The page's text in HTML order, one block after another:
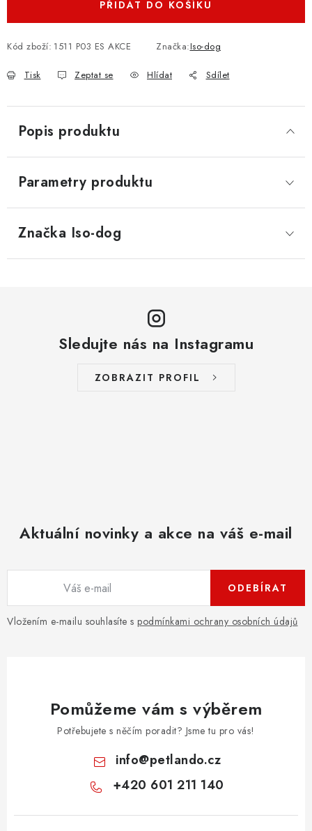
PŘIDAT DO KOŠÍKU
Kód zboží: 1511 P03 ES AKCE Značka:Iso-dog
Tisk Zeptat se Hlídat Sdílet
Popis produktu
Parametry produktu
Značka Iso-dog
Sledujte nás na Instagramu
ZOBRAZIT PROFIL
Aktuální novinky a akce na váš e-mail
Vložením e-mailu souhlasíte s podmínkami ochrany osobních údajů
ODEBÍRAT
Pomůžeme vám s výběrem
Potřebujete s něčím poradit? Jsme tu pro vás!
info@petlando.cz
+420 601 211 140